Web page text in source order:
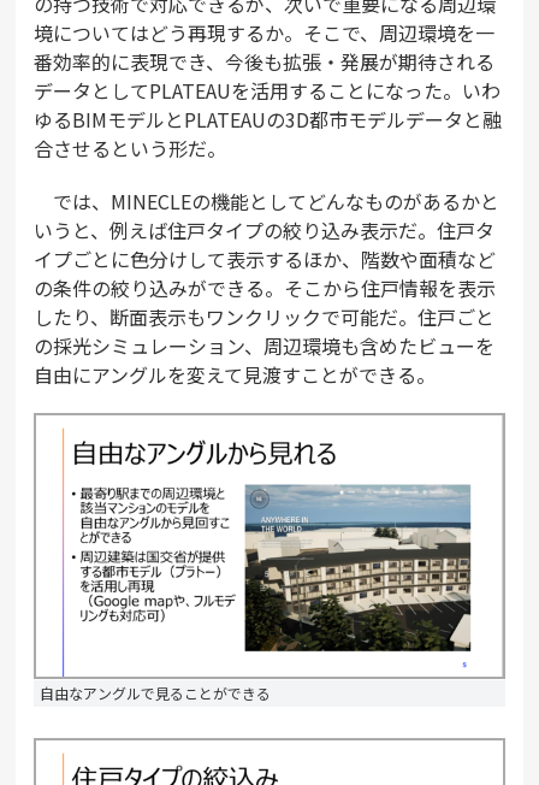
境についてはどう再現するか。そこで、周辺環境を一
番効率的に表現でき、今後も拡張・発展が期待される
データとしてPLATEAUを活用することになった。いわ
ゆるBIMモデルとPLATEAUの3D都市モデルデータと融
合させるという形だ。
では、MINECLEの機能としてどんなものがあるかと
いうと、例えば住戸タイプの絞り込み表示だ。住戸タ
イプごとに色分けして表示するほか、階数や面積など
の条件の絞り込みができる。そこから住戸情報を表示
したり、断面表示もワンクリックで可能だ。住戸ごと
の採光シミュレーション、周辺環境も含めたビューを
自由にアングルを変えて見渡すことができる。
自由なアングルで見ることができる